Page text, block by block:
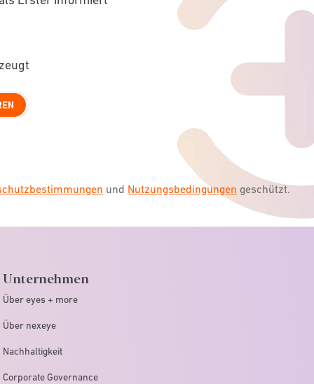
und Nutzungsbedingungen geschützt.
Unternehmen
Über eyes + more
Über nexeye
Nachhaltigkeit
Corporate Governance